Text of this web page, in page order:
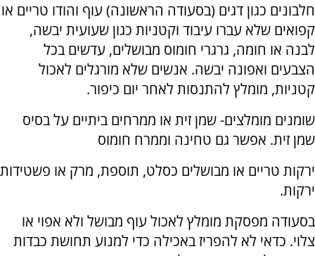
חלבונים כגון דגים (בסעודה הראשונה) עוף והודו טריים או
קפואים שלא עברו עיבוד וקטניות כגון שעועית יבשה,
לבנה או חומה, גרגרי חומוס מבושלים, עדשים בכל
הצבעים ואפונה יבשה. אנשים שלא מורגלים לאכול
קטניות, מומלץ להתנסות לאחר יום כיפור.
שומנים מומלצים- שמן זית או ממרחים ביתיים על בסיס
שמן זית. אפשר גם טחינה וממרח חומוס
ירקות טריים או מבושלים כסלט, תוספת, מרק או פשטידות
ירקות.
בסעודה מפסקת מומלץ לאכול עוף מבושל ולא אפוי או
צלוי. כדאי לא להפריז באכילה כדי למנוע תחושת כבדות